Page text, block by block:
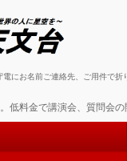
にお名前ご連絡先、ご用件で折
低料金で講演会、質問会